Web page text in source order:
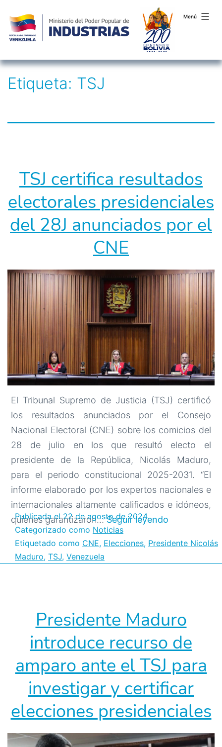
Saltar
Menú
Etiqueta: TSJ
TSJ certifica resultados
electorales presidenciales
del 28J anunciados por el
CNE
El Tribunal Supremo de Justicia (TSJ) certificó
los resultados anunciados por el Consejo
Nacional Electoral (CNE) sobre los comicios del
28 de julio en los que resultó electo el
presidente de la República, Nicolás Maduro,
para el periodo constitucional 2025-2031. “El
informe elaborado por los expertos nacionales e
internacionales altamente calificados e idóneos,
quienes garantizaron…Seguir leyendo
resultados
electorales
anunciados
por
el
CNE
Publicada el22 de agosto de 2024
Categorizado como Noticias
Etiquetado como CNE, Elecciones, Presidente Nicolás
Maduro, TSJ, Venezuela
Presidente Maduro
introduce recurso de
amparo ante el TSJ para
investigar y certificar
elecciones presidenciales